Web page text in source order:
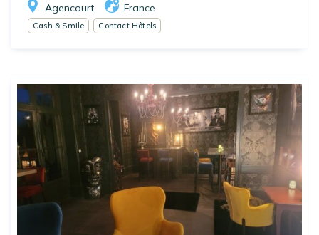
Agencourt France
Cash & Smile Contact Hôtels